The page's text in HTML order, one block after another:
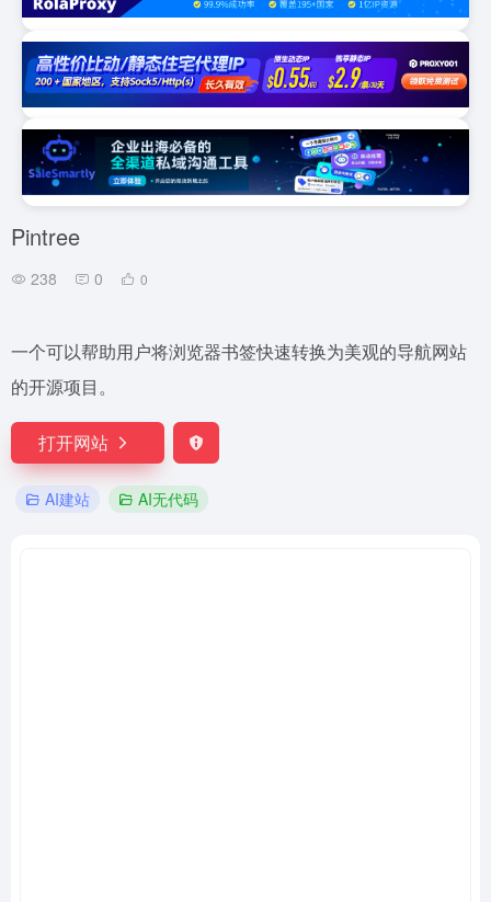
Pintree
238 0 0
一个可以帮助用户将浏览器书签快速转换为美观的导航网站
的开源项目。
打开网站
AI建站 AI无代码